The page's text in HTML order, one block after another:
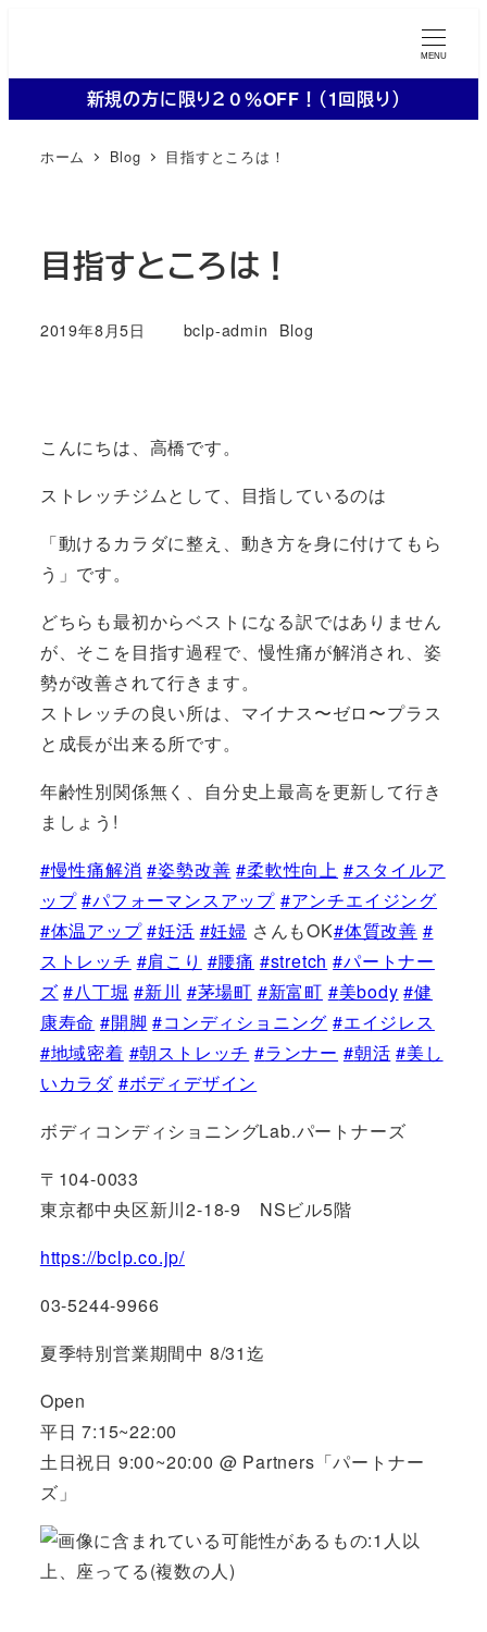
ン
コ
MENU
新規の方に限り２０％OFF！（1回限り）
ホーム Blog 目指すところは！
目指すところは！
投稿日
2019年8月5日 bclp-admin カテゴリー
Blog
こんにちは、高橋です。
ストレッチジムとして、目指しているのは
「動けるカラダに整え、動き方を身に付けてもら
う」です。
どちらも最初からベストになる訳ではありません
が、そこを目指す過程で、慢性痛が解消され、姿
勢が改善されて行きます。
ストレッチの良い所は、マイナス〜ゼロ〜プラス
と成長が出来る所です。
年齢性別関係無く、自分史上最高を更新して行き
ましょう!
#慢性痛解消 #姿勢改善 #柔軟性向上 #スタイルア
ップ #パフォーマンスアップ #アンチエイジング
#体温アップ #妊活 #妊婦 さんもOK#体質改善 #
ストレッチ #肩こり #腰痛 #stretch #パートナー
ズ #八丁堀 #新川 #茅場町 #新富町 #美body #健
康寿命 #開脚 #コンディショニング #エイジレス
#地域密着 #朝ストレッチ #ランナー #朝活 #美し
いカラダ #ボディデザイン
ボディコンディショニングLab.パートナーズ
〒104-0033
東京都中央区新川2-18-9 NSビル5階
https://bclp.co.jp/
03-5244-9966
夏季特別営業期間中 8/31迄
Open
平日 7:15~22:00
土日祝日 9:00~20:00 @ Partners「パートナー
ズ」